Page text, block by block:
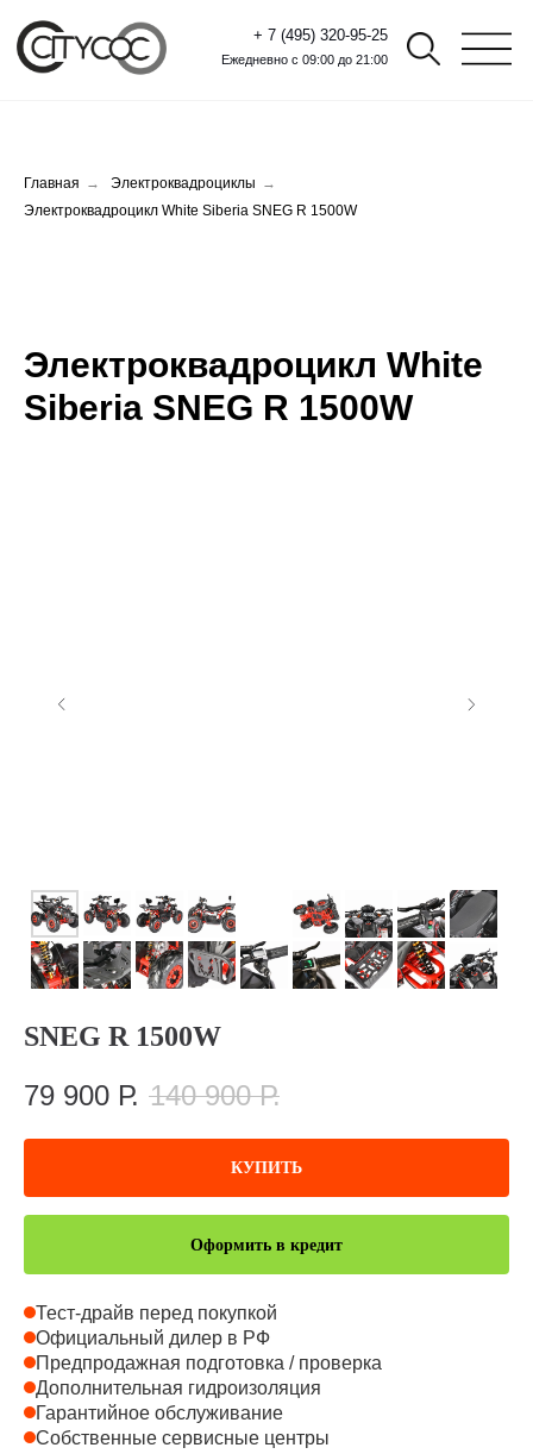
Ежедневно с 09:00 до 21:00
Главная → Электроквадроциклы →
Электроквадроцикл White Siberia SNEG R 1500W
Электроквадроцикл White
Siberia SNEG R 1500W
SNEG R 1500W
79 900 Р. 140 900 Р.
КУПИТЬ
Оформить в кредит
Тест-драйв перед покупкой
Официальный дилер в РФ
Предпродажная подготовка / проверка
Дополнительная гидроизоляция
Гарантийное обслуживание
Собственные сервисные центры